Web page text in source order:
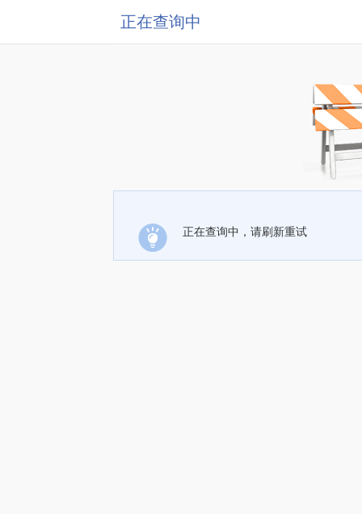
正在查询中
正在查询中，请刷新重试